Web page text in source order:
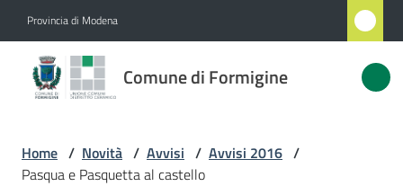
Provincia di Modena
Comune di Formigine
Comune
di
Home / Novità / Avvisi / Avvisi 2016 /
Pasqua e Pasquetta al castello